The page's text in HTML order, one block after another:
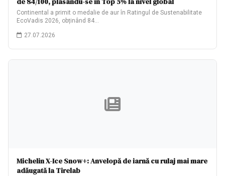
Continental a primit o medalie de aur în Ratingul de Sustenabilitate
EcoVadis 2026, obținând 84…
27.07.2026
Michelin X-Ice Snow+: Anvelopă de iarnă cu rulaj mai mare
adăugată la Tirelab